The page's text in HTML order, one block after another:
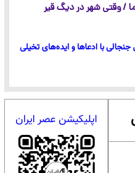
/ وقتی شهر در دیگ قیر
با ادعاها و ایده‌های تخیلی
اپلیکیشن عصر ایران